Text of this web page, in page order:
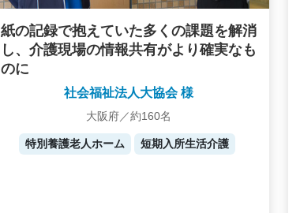
紙の記録で抱えていた多くの課題を解消
し、介護現場の情報共有がより確実なも
のに
社会福祉法人大協会 様
大阪府／約160名
特別養護老人ホーム 短期入所生活介護